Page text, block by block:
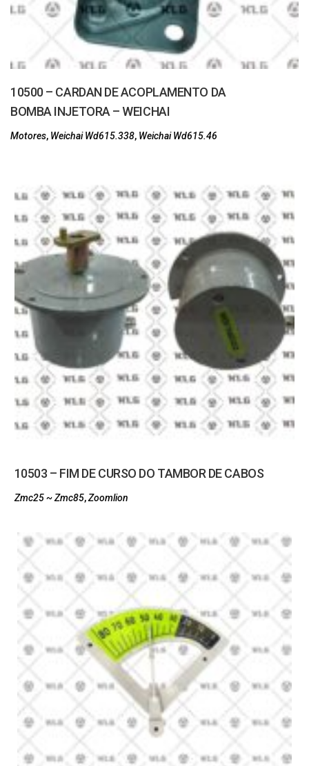
10500 – CARDAN DE ACOPLAMENTO DA
BOMBA INJETORA – WEICHAI
Motores, Weichai Wd615.338, Weichai Wd615.46
10503 – FIM DE CURSO DO TAMBOR DE CABOS
Zmc25 ~ Zmc85,Zoomlion